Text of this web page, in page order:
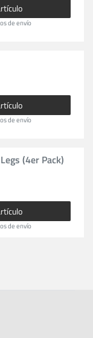
de envío
de envío
(4er Pack)
de envío